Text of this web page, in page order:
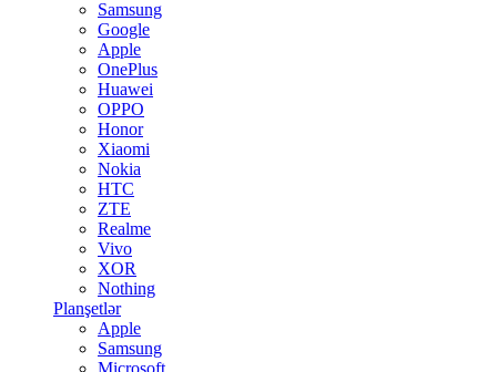
Samsung
Google
Apple
OnePlus
Huawei
OPPO
Honor
Xiaomi
Nokia
HTC
ZTE
Realme
Vivo
XOR
Nothing
Planşetlər
Apple
Samsung
Microsoft